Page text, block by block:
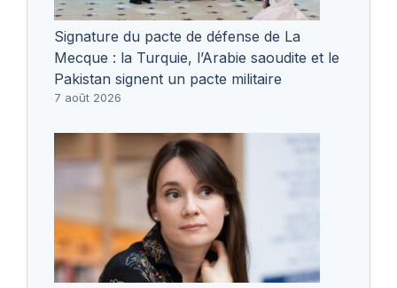
Signature du pacte de défense de La
Mecque : la Turquie, l’Arabie saoudite et le
Pakistan signent un pacte militaire
7 août 2026